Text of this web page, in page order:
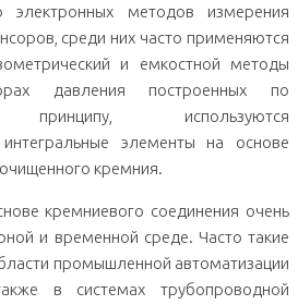
электронных методов измерения
среди них часто применяются
и емкостной методы
давления построенных по
принципу, используются
интегральные элементы на основе
кремния.
кремниевого соединения очень
и временной среде. Часто такие
промышленной автоматизации
в системах трубопроводной